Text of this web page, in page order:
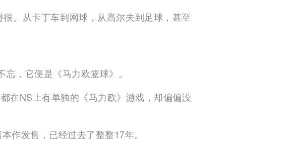
。从卡丁车到网球，从高尔夫到足球，甚至
，它便是《马力欧篮球》。
在NS上有单独的《马力欧》游戏，却偏偏没
作发售，已经过去了整整17年。